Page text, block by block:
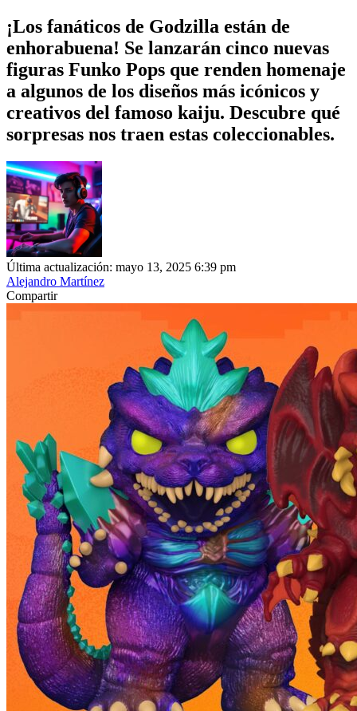
¡Los fanáticos de Godzilla están de
enhorabuena! Se lanzarán cinco nuevas
figuras Funko Pops que renden homenaje
a algunos de los diseños más icónicos y
creativos del famoso kaiju. Descubre qué
sorpresas nos traen estas coleccionables.
Última actualización: mayo 13, 2025 6:39 pm
Alejandro Martínez
Compartir